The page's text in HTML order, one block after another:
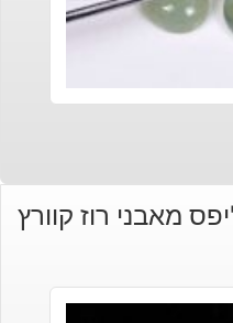
מאבני רוז קוורץ